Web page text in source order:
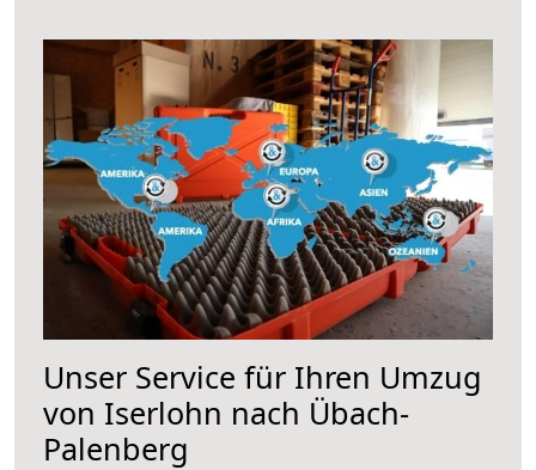
Unser Service für Ihren Umzug
von Iserlohn nach Übach-
Palenberg